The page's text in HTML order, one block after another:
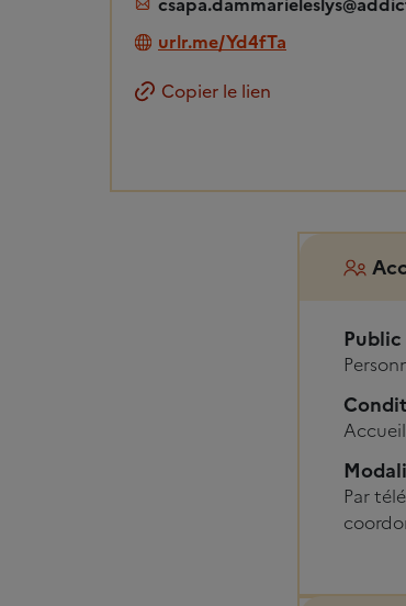
urlr.me/Yd4fTa
Copier le lien
Par